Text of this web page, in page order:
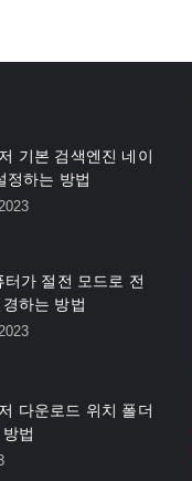
기본 검색엔진 네이
정하는 방법
가 절전 모드로 전
하는 방법
다운로드 위치 폴더
법